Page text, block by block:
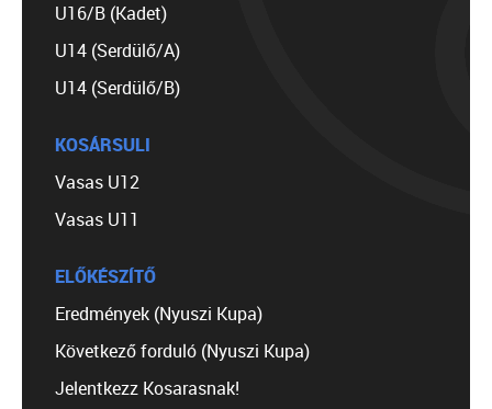
U16/B (Kadet)
U14 (Serdülő/A)
U14 (Serdülő/B)
KOSÁRSULI
Vasas U12
Vasas U11
ELŐKÉSZÍTŐ
Eredmények (Nyuszi Kupa)
Következő forduló (Nyuszi Kupa)
Jelentkezz Kosarasnak!